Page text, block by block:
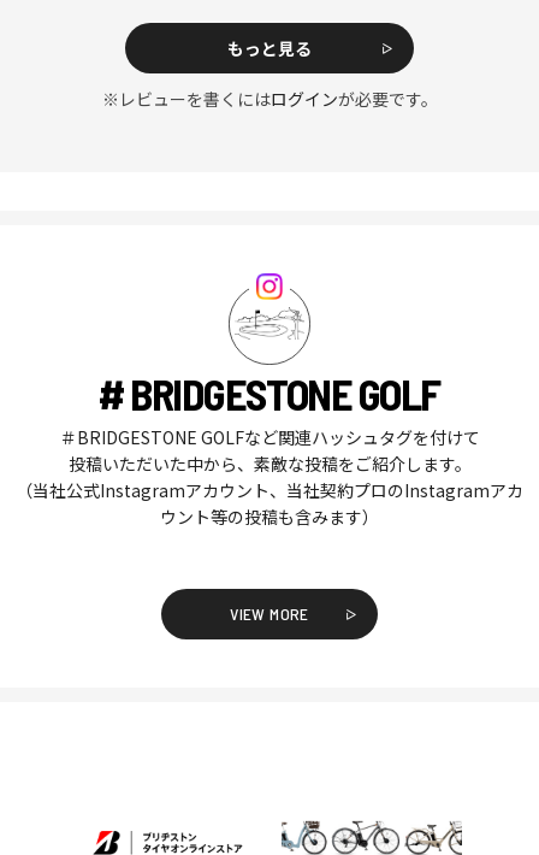
もっと見る
※レビューを書くにはログインが必要です。
# BRIDGESTONE GOLF
＃BRIDGESTONE GOLFなど関連ハッシュタグを付けて
投稿いただいた中から、素敵な投稿をご紹介します。
（当社公式Instagramアカウント、当社契約プロのInstagramアカ
ウント等の投稿も含みます）
VIEW MORE